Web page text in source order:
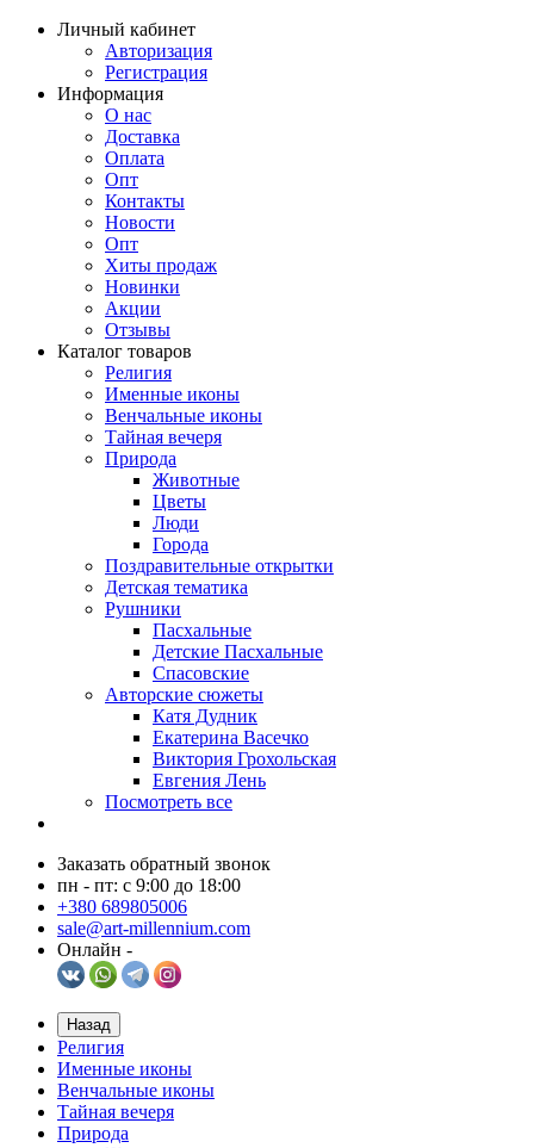
Личный кабинет
Авторизация
Регистрация
Информация
О нас
Доставка
Оплата
Опт
Контакты
Новости
Опт
Хиты продаж
Новинки
Акции
Отзывы
Каталог товаров
Религия
Именные иконы
Венчальные иконы
Тайная вечеря
Природа
Животные
Цветы
Люди
Города
Поздравительные открытки
Детская тематика
Рушники
Пасхальные
Детские Пасхальные
Спасовские
Авторские сюжеты
Катя Дудник
Екатерина Васечко
Виктория Грохольская
Евгения Лень
Посмотреть все
Заказать обратный звонок
пн - пт: с 9:00 до 18:00
+380 689805006
sale@art-millennium.com
Онлайн -
Назад
Религия
Именные иконы
Венчальные иконы
Тайная вечеря
Природа